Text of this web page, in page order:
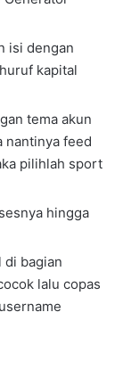
isi dengan
kapital
tema akun
nantinya feed
pilihlah sport
hingga
di bagian
lalu copas